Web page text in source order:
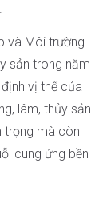
và Môi trường
sản trong năm
vị thế của
lâm, thủy sản
trọng mà còn
cung ứng bền